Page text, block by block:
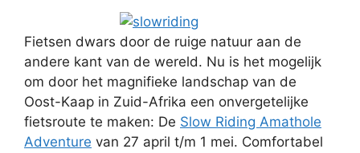
Fietsen dwars door de ruige natuur aan de
andere kant van de wereld. Nu is het mogelijk
om door het magnifieke landschap van de
Oost-Kaap in Zuid-Afrika een onvergetelijke
fietsroute te maken: De Slow Riding Amathole
Adventure van 27 april t/m 1 mei. Comfortabel